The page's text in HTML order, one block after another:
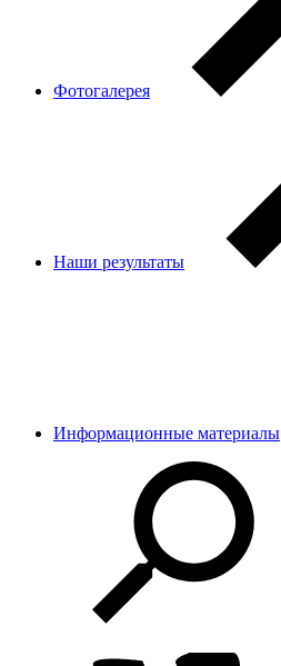
Фотогалерея
Наши результаты
Информационные материалы